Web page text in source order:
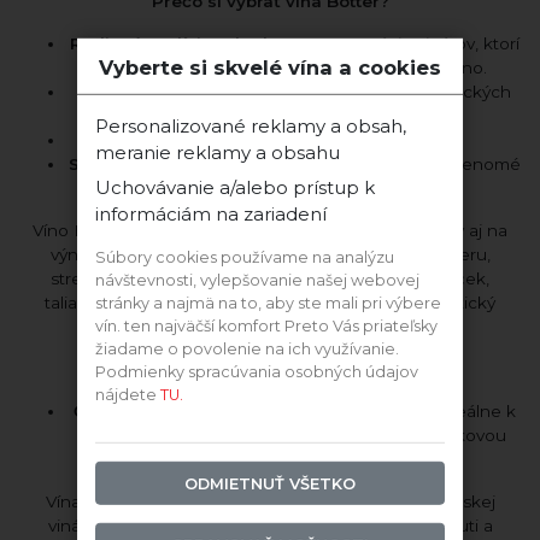
Rodinná tradícia od roku 1928:generácie vinárov, ktorí
odovzdávajú svoje skúsenosti a vášeň pre víno.
Autentická talianska chuť:vína vyrábané z typických
talianskych odrôd a kvalitného hrozna.
skvelé plné červené vína
Spoľahlivá kvalita:vinárstvo s medzinárodným renomé
a stabilnou kvalitou každého ročníka.
Víno Botter je ideálne na každodenné chvíle pohody aj na
výnimočné príležitosti. Či už plánujete rodinnú večeru,
stretnutie s priateľmi alebo hľadáte elegantný darček,
talianske víno z tohto vinárstva vždy prinesie autentický
zážitok z chuti.
Tipy na servírovanie a kombinácie s jedlom
Červené vína:
servírujte pri teplote 16–18 °C. Ideálne k
červenému mäsu, pizze, cestovinám s paradajkovou
omáčkou alebo syrom.
Vína Botterprinášajú do každého pohára kus talianskej
vinárskej tradície. Vďaka ich sviežosti, vyváženej chuti a
Vyberte si skvelé vína a cookies
Personalizované reklamy a obsah,
meranie reklamy a obsahu
Uchovávanie a/alebo prístup k
informáciám na zariadení
Súbory cookies používame na analýzu
návštevnosti, vylepšovanie našej webovej
stránky a najmä na to, aby ste mali pri výbere
vín. ten najväčší komfort Preto Vás priateľsky
žiadame o povolenie na ich využívanie.
Podmienky spracúvania osobných údajov
nájdeteTU.
ODMIETNUŤ VŠETKO